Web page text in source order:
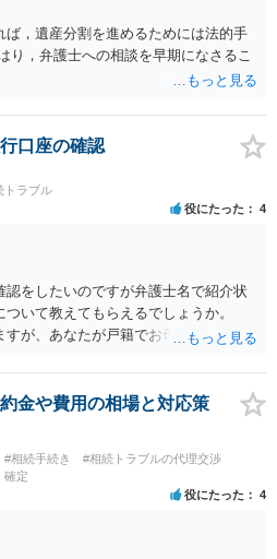
，遺産分割を進めるためには法的手
り，弁護士への相談を早期になさるこ
口座の確認
トラブル
役にたった 4
をしたいのですが弁護士名で紹介状
ついて教えてもらえるでしょうか。
が、あなたが戸籍でお母さんの相続
自分ではよくわからないということ
されたら良いと思います。
金や費用の相場と対応策
#相続手続き
#相続トラブルの代理交渉
確定
役にたった 4